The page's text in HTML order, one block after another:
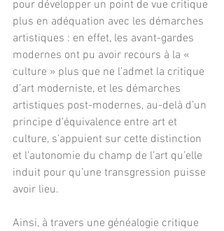
pour développer un point de vue critique
plus en adéquation avec les démarches
artistiques : en effet, les avant-gardes
modernes ont pu avoir recours à la «
culture » plus que ne l’admet la critique
d’art moderniste, et les démarches
artistiques post-modernes, au-delà d’un
principe d’équivalence entre art et
culture, s’appuient sur cette distinction
et l’autonomie du champ de l’art qu’elle
induit pour qu’une transgression puisse
avoir lieu.
Ainsi, à travers une généalogie critique